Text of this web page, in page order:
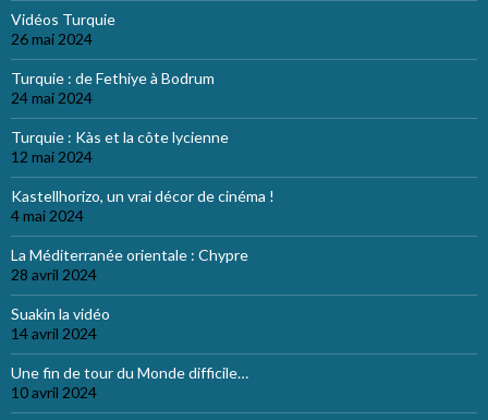
Vidéos Turquie
26 mai 2024
Turquie : de Fethiye à Bodrum
24 mai 2024
Turquie : Kàs et la côte lycienne
12 mai 2024
Kastellhorizo, un vrai décor de cinéma !
4 mai 2024
La Méditerranée orientale : Chypre
28 avril 2024
Suakin la vidéo
14 avril 2024
Une fin de tour du Monde difficile…
10 avril 2024